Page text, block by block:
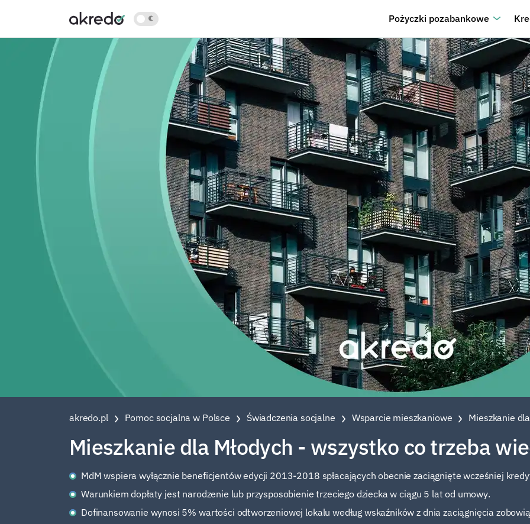
Pożyczki pozabankowe
akredo.pl Pomoc socjalna w Polsce Świadczenia socjalne Wsparcie mieszkaniowe Mieszkanie
Mieszkanie dla Młodych - wszystko co trzeba
MdM wspiera wyłącznie beneficjentów edycji 2013-2018 spłacających obecnie zaciągnięte wcześniej
Warunkiem dopłaty jest narodzenie lub przysposobienie trzeciego dziecka w ciągu 5 lat od umowy.
Dofinansowanie wynosi 5% wartości odtworzeniowej lokalu według wskaźników z dnia zaciągnięcia